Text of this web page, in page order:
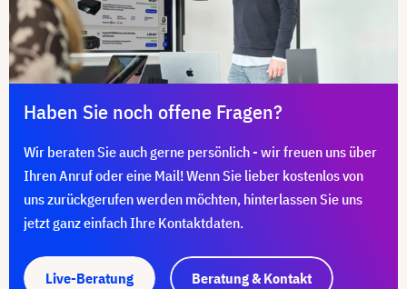
Haben Sie noch offene Fragen?
Wir beraten Sie auch gerne persönlich - wir freuen uns über
Ihren Anruf oder eine Mail! Wenn Sie lieber kostenlos von
uns zurückgerufen werden möchten, hinterlassen Sie uns
jetzt ganz einfach Ihre Kontaktdaten.
Live-Beratung Beratung & Kontakt